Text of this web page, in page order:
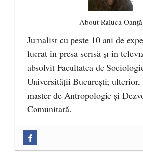
About Raluca Oanță
Jurnalist cu peste 10 ani de
lucrat în presa scrisă și în
absolvit Facultatea de
Universității București; ulterior,
master de Antropologie și
Comunitară.